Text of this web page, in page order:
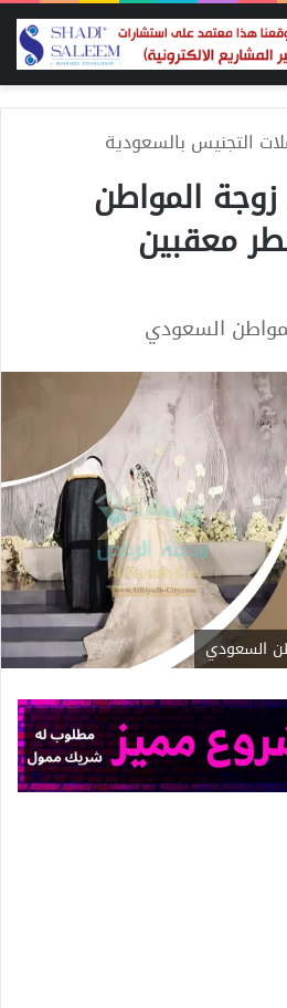
التجنيس بالسعودية
المواطن
معقبين
السعودي
السعودي